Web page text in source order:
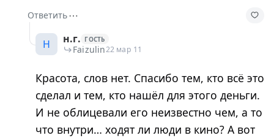
Ответить⋯
Н н.г. ГОСТЬ
Faizulin22 мар 11
Красота, слов нет. Спасибо тем, кто всё это
сделал и тем, кто нашёл для этого деньги.
И не облицевали его неизвестно чем, а то
что внутри… ходят ли люди в кино? А вот